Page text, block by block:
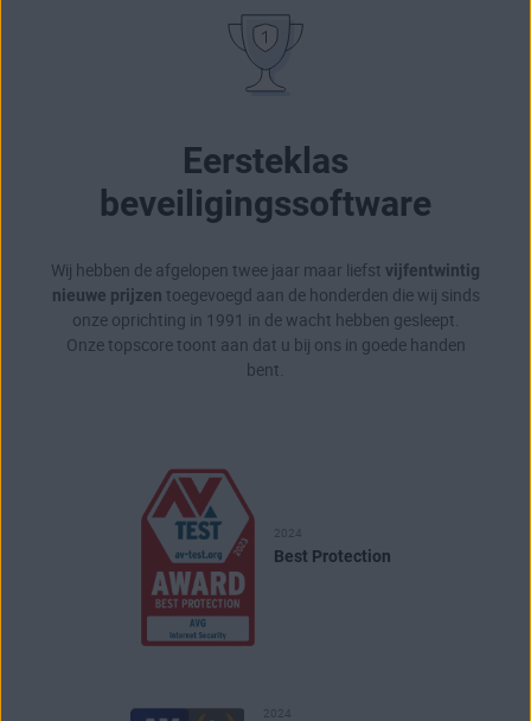
Eersteklas
beveiligingssoftware
Wij hebben de afgelopen twee jaar maar liefst vijfentwintig
nieuwe prijzen toegevoegd aan de honderden die wij sinds
onze oprichting in 1991 in de wacht hebben gesleept.
Onze topscore toont aan dat u bij ons in goede handen
bent.
2024
Best Protection
2024